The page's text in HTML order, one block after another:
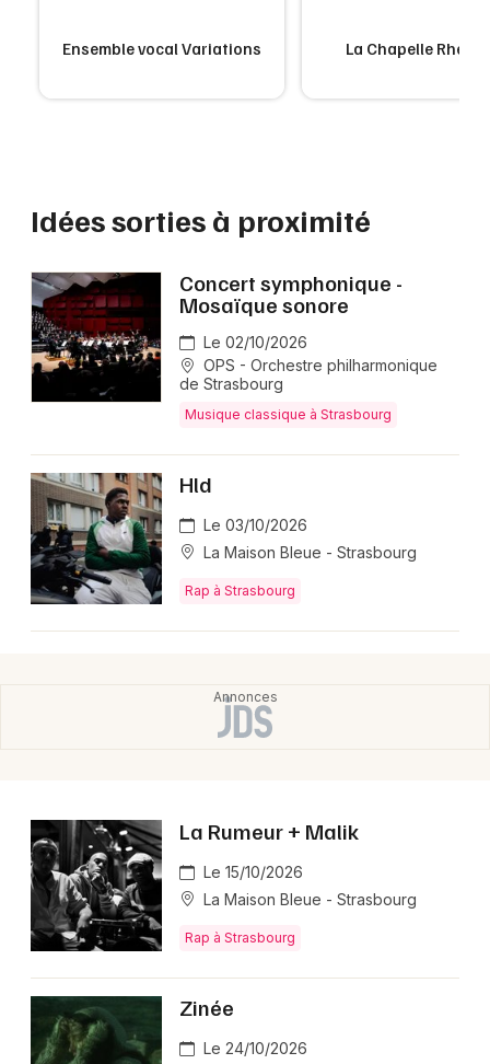
Ensemble vocal Variations La Chapelle
Idées sorties à proximité
Concert symphonique -
Mosaïque sonore
Le 02/10/2026
OPS - Orchestre philharmonique
de Strasbourg
Musique classique à Strasbourg
Hld
Le 03/10/2026
La Maison Bleue - Strasbourg
Rap à Strasbourg
La Rumeur + Malik
Le 15/10/2026
La Maison Bleue - Strasbourg
Rap à Strasbourg
Zinée
Le 24/10/2026